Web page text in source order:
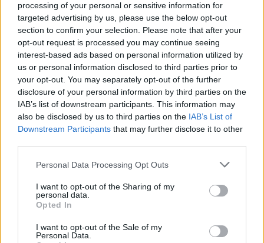
processing of your personal or sensitive information for
targeted advertising by us, please use the below opt-out
section to confirm your selection. Please note that after your
opt-out request is processed you may continue seeing
interest-based ads based on personal information utilized by
us or personal information disclosed to third parties prior to
your opt-out. You may separately opt-out of the further
disclosure of your personal information by third parties on the
IAB’s list of downstream participants. This information may
also be disclosed by us to third parties on the IAB’s List of
Downstream Participants that may further disclose it to other
Personal Data Processing Opt Outs
I want to opt-out of the Sharing of my
personal data.
Opted In
I want to opt-out of the Sale of my
Personal Data.